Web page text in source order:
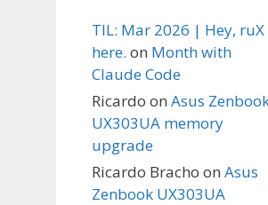
TIL: Mar 2026 | Hey, ruX
here. on Month with
Claude Code
Ricardo on Asus
UX303UA memory
upgrade
Ricardo Bracho on Asus
Zenbook UX303UA